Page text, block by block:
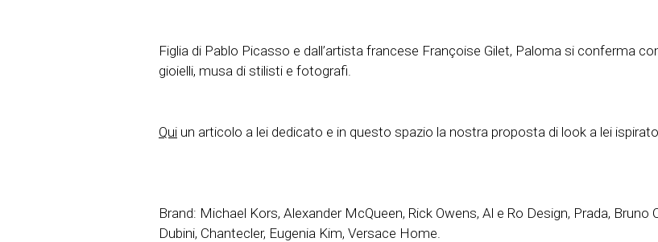
Figlia di Pablo Picasso e dall’artista francese Françoise Gilet, Paloma si conferma
gioielli, musa di stilisti e fotografi.
Qui un articolo a lei dedicato e in questo spazio la nostra proposta di look a lei ispirato.
Brand: Michael Kors, Alexander McQueen, Rick Owens, Al e Ro Design, Prada, Bruno
Dubini, Chantecler, Eugenia Kim, Versace Home.